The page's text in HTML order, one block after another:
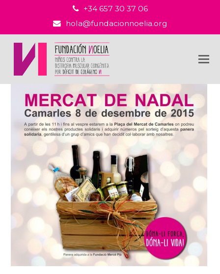
+34 657 30 37 06
hola@fundacionnoelia.org